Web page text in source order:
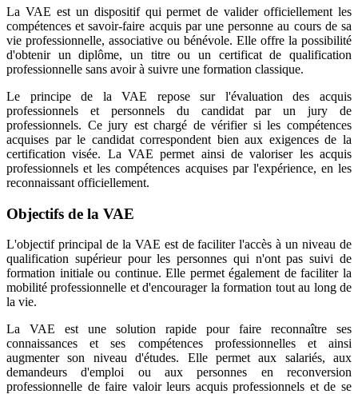
La VAE est un dispositif qui permet de valider officiellement les
compétences et savoir-faire acquis par une personne au cours de sa
vie professionnelle, associative ou bénévole. Elle offre la possibilité
d'obtenir un diplôme, un titre ou un certificat de qualification
professionnelle sans avoir à suivre une formation classique.
Le principe de la VAE repose sur l'évaluation des acquis
professionnels et personnels du candidat par un jury de
professionnels. Ce jury est chargé de vérifier si les compétences
acquises par le candidat correspondent bien aux exigences de la
certification visée. La VAE permet ainsi de valoriser les acquis
professionnels et les compétences acquises par l'expérience, en les
reconnaissant officiellement.
Objectifs de la VAE
L'objectif principal de la VAE est de faciliter l'accès à un niveau de
qualification supérieur pour les personnes qui n'ont pas suivi de
formation initiale ou continue. Elle permet également de faciliter la
mobilité professionnelle et d'encourager la formation tout au long de
la vie.
La VAE est une solution rapide pour faire reconnaître ses
connaissances et ses compétences professionnelles et ainsi
augmenter son niveau d'études. Elle permet aux salariés, aux
demandeurs d'emploi ou aux personnes en reconversion
professionnelle de faire valoir leurs acquis professionnels et de se